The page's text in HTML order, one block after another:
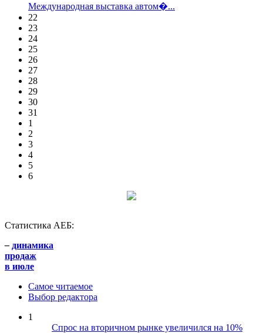
Международная выставка автом�...
22
23
24
25
26
27
28
29
30
31
1
2
3
4
5
6
Статистика АЕБ:
– динамика
продаж
в июле
Самое читаемое
Выбор редактора
1
Спрос на вторичном рынке увеличился на 10%